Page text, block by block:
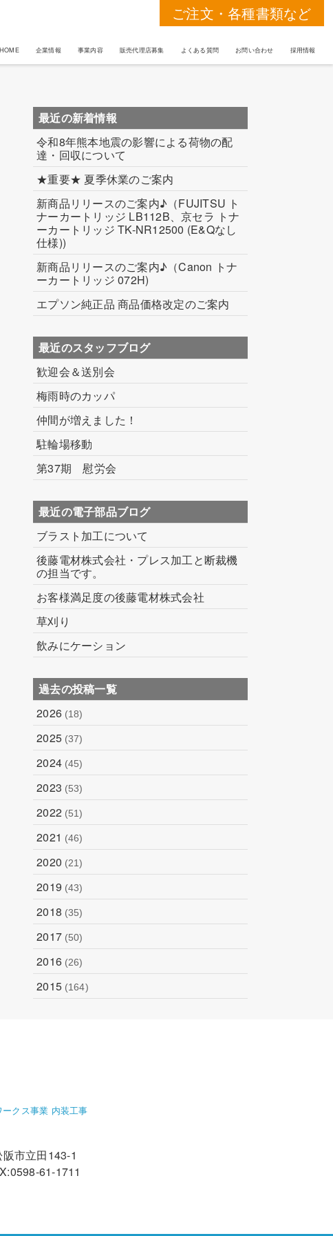
ご注文・各種書類など
HOME 企業情報 事業内容 販売代理店募集 よくある質問 お問い合わせ 採用情報
最近の新着情報
令和8年熊本地震の影響による荷物の配
達・回収について
★重要★ 夏季休業のご案内
新商品リリースのご案内♪（FUJITSU ト
ナーカートリッジ LB112B、京セラ トナ
ーカートリッジ TK-NR12500 (E&Qなし
仕様))
新商品リリースのご案内♪（Canon トナ
ーカートリッジ 072H)
エプソン純正品 商品価格改定のご案内
最近のスタッフブログ
歓迎会＆送別会
梅雨時のカッパ
仲間が増えました！
駐輪場移動
第37期 慰労会
最近の電子部品ブログ
ブラスト加工について
後藤電材株式会社・プレス加工と断裁機
の担当です。
お客様満足度の後藤電材株式会社
草刈り
飲みにケーション
過去の投稿一覧
2026 (18)
2025 (37)
2024 (45)
2023 (53)
2022 (51)
2021 (46)
2020 (21)
2019 (43)
2018 (35)
2017 (50)
2016 (26)
2015 (164)
クス事業 内装工事
阪市立田143-1
61-1711